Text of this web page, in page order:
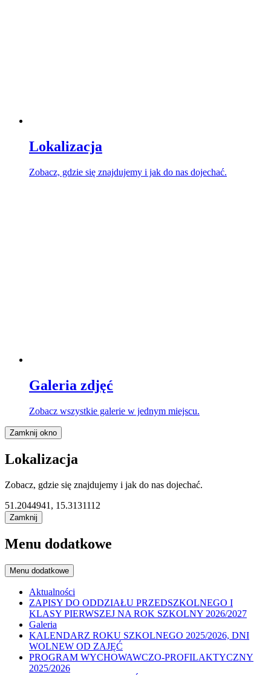
Lokalizacja
Zobacz, gdzie się znajdujemy i jak do nas dojechać.
Galeria zdjęć
Zobacz wszystkie galerie w jednym miejscu.
Zamknij okno
Lokalizacja
Zobacz, gdzie się znajdujemy i jak do nas dojechać.
51.2044941, 15.3131112
Zamknij
Menu dodatkowe
Menu dodatkowe
Aktualności
ZAPISY DO ODDZIAŁU PRZEDSZKOLNEGO I
KLASY PIERWSZEJ NA ROK SZKOLNY 2026/2027
Galeria
KALENDARZ ROKU SZKOLNEGO 2025/2026, DNI
WOLNEW OD ZAJĘĆ
PROGRAM WYCHOWAWCZO-PROFILAKTYCZNY
2025/2026